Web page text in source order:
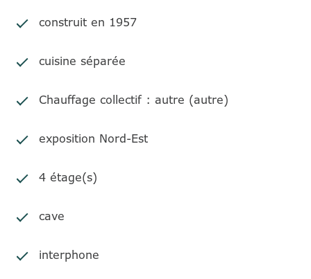
construit en 1957
cuisine séparée
Chauffage collectif : autre (autre)
exposition Nord-Est
4 étage(s)
cave
interphone